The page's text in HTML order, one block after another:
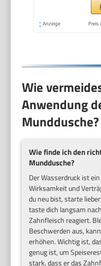
* Anzeige Preis
Wie
Anwendung
Munddusche?
Wie finde ich den
Munddusche?
Der Wasserdruck ist
Wirksamkeit und
du neu bist, starte
taste dich langsam
Zahnfleisch reagiert.
Beschwerden aus,
erhöhen. Wichtig ist,
genug ist, um
stark, dass er das